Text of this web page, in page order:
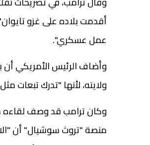
أقدمت بلاده على غزو
عمل عسكري".
وأضاف الرئيس الأمريكي أن
ولايته، لأنها "تدرك تبعات
وكان ترامب قد وصف لقاءه
منصة "تروث سوشيال" أن